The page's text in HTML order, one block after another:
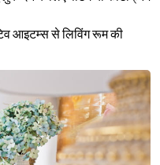
in आइटम्स से लिविंग रूम की